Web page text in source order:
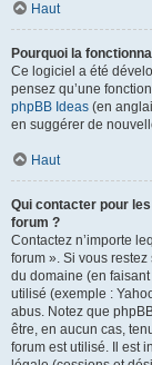
Haut
Pourquoi la
Ce logiciel a été
pensez qu’une
phpBB Ideas (en
en suggérer de
Haut
Qui contacter pour
forum ?
Contactez n’importe
forum ». Si vous
du domaine (en faisant
utilisé (exemple :
abus. Notez que
être, en aucun cas,
forum est utilisé. Il est